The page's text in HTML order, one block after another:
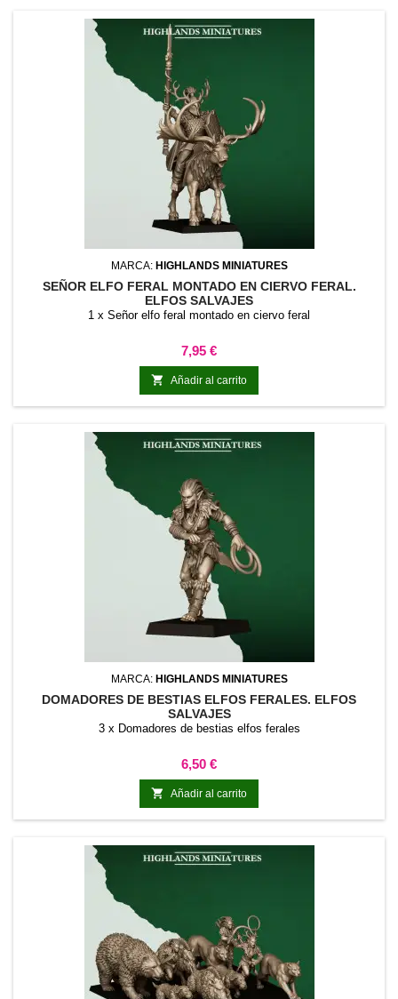
MARCA: HIGHLANDS MINIATURES
SEÑOR ELFO FERAL MONTADO EN CIERVO FERAL.
ELFOS SALVAJES
1 x Señor elfo feral montado en ciervo feral
Precio
7,95 €
 Añadir al carrito
MARCA: HIGHLANDS MINIATURES
DOMADORES DE BESTIAS ELFOS FERALES. ELFOS
SALVAJES
3 x Domadores de bestias elfos ferales
Precio
6,50 €
 Añadir al carrito